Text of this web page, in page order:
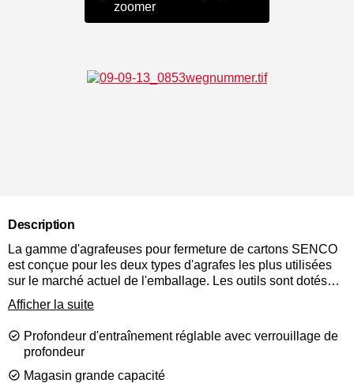
zoomer
Description
La gamme d'agrafeuses pour fermeture de cartons SENCO
est conçue pour les deux types d'agrafes les plus utilisées
sur le marché actuel de l'emballage. Les outils sont dotés
d'un réglage de pénétration sans outil qui, combiné aux
bases en magnésium et aux corps légers, permet d'offrir une
utilisation avec un effort minimal pour l'opérateur.
Afficher la suite
Profondeur d'entraînement réglable avec verrouillage de
profondeur
Magasin grande capacité